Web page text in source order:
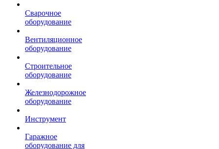
Сварочное
оборудование
Вентиляционное
оборудование
Строительное
оборудование
Железнодорожное
оборудование
Инструмент
Гаражное
оборудование для